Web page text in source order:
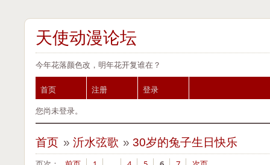
天使动漫论坛
今年花落颜色改，明年花开复谁在？
首页 注册
登录
您尚未登录。
首页 » 沂水弦歌 »30岁的兔子生日快乐